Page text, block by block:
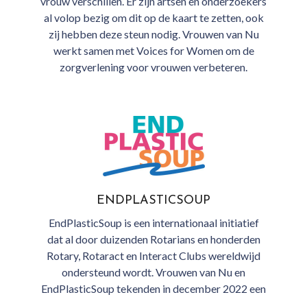
al volop bezig om dit op de kaart te zetten, ook
zij hebben deze steun nodig. Vrouwen van Nu
werkt samen met Voices for Women om de
zorgverlening voor vrouwen verbeteren.
ENDPLASTICSOUP
EndPlasticSoup is een internationaal initiatief
dat al door duizenden Rotarians en honderden
Rotary, Rotaract en Interact Clubs wereldwijd
ondersteund wordt. Vrouwen van Nu en
EndPlasticSoup tekenden in december 2022 een